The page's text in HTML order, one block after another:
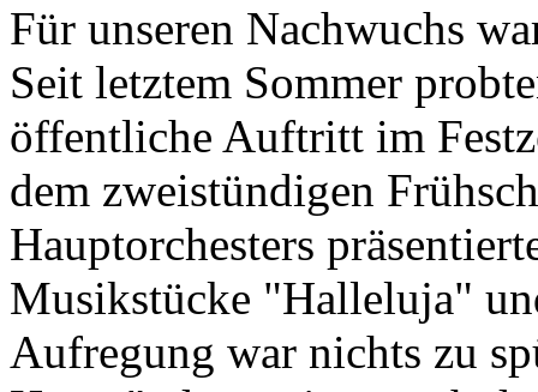
Für unseren Nachwuchs
Seit letztem Sommer
öffentliche Auftritt im
dem zweistündigen
Hauptorchesters
Musikstücke "Halleluja"
Aufregung war nichts zu